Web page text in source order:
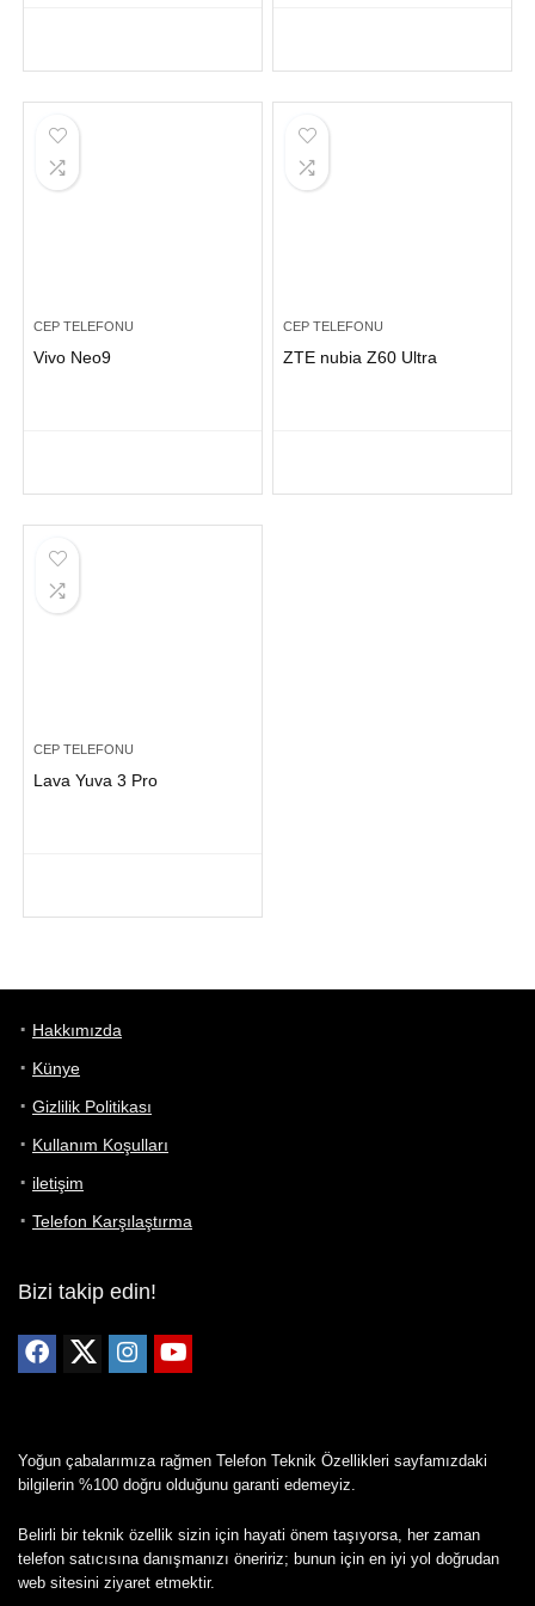
CEP TELEFONU
Vivo Neo9
CEP TELEFONU
ZTE nubia Z60 Ultra
CEP TELEFONU
Lava Yuva 3 Pro
Hakkımızda
Künye
Gizlilik Politikası
Kullanım Koşulları
iletişim
Telefon Karşılaştırma
Bizi takip edin!
Yoğun çabalarımıza rağmen Telefon Teknik Özellikleri sayfamızdaki
bilgilerin %100 doğru olduğunu garanti edemeyiz.
Belirli bir teknik özellik sizin için hayati önem taşıyorsa, her zaman
telefon satıcısına danışmanızı öneririz; bunun için en iyi yol doğrudan
web sitesini ziyaret etmektir.